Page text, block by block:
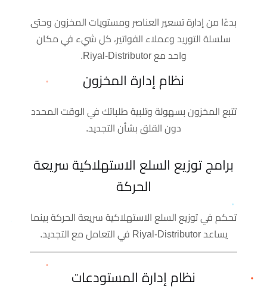
بدءًا من إدارة تسعير العناصر ومستويات المخزون وحتى
سلسلة التوريد وعملاء الفواتير، كل شيء في مكان
واحد مع Riyal-Distributor.
نظام إدارة المخزون
تتبع المخزون بسهولة وتلبية طلباتك في الوقت المحدد
دون القلق بشأن التجديد.
برامج توزيع السلع الاستهلاكية سريعة
الحركة
تحكم في توزيع السلع الاستهلاكية سريعة الحركة بينما
يساعد Riyal-Distributor في التعامل مع التجديد.
نظام إدارة المستودعات